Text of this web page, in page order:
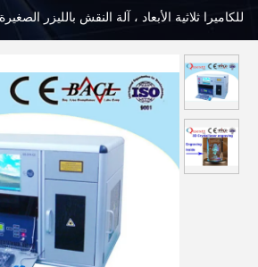
للكاميرا ثلاثية الأبعاد ، آلة النقش بالليزر الصغيرة